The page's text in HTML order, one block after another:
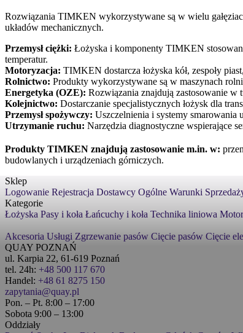
Rozwiązania TIMKEN wykorzystywane są w wielu
układów mechanicznych.
Przemysł ciężki: Łożyska i komponenty TIMKEN
temperatur.
Motoryzacja: TIMKEN dostarcza łożyska kół, zespoły
Rolnictwo: Produkty wykorzystywane są w maszynach
Energetyka (OZE): Rozwiązania znajdują zastosowanie w
Kolejnictwo: Dostarczanie specjalistycznych łożysk dla
Przemysł spożywczy: Uszczelnienia i systemy smarowania
Utrzymanie ruchu: Narzędzia diagnostyczne wspierające
Produkty TIMKEN znajdują zastosowanie m.in. w:
budowlanych i urządzeniach górniczych.
Sklep
Logowanie Rejestracja Dostawcy Ogólne Warunki
Kategorie
Łożyska Pasy i koła Łańcuchy i koła Technika liniowa
Akcesoria Usługi Zgrzewanie pasów Cięcie pasów Cięcie
QUAY POZNAŃ
ul. Karpia 22, 61-619 Poznań
tel. 24h: +48 500 117 670
Handel: +48 61 8275 150
zapytania@quay.pl
Pon. – Pt. 8:00 – 17:00
Sobota 9:00 – 13:00
Oddziały